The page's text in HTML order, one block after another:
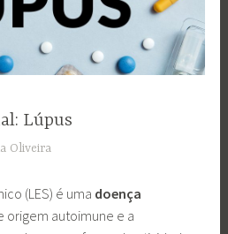
Lúpus
Oliveira
(LES) é uma doença
origem autoimune e a